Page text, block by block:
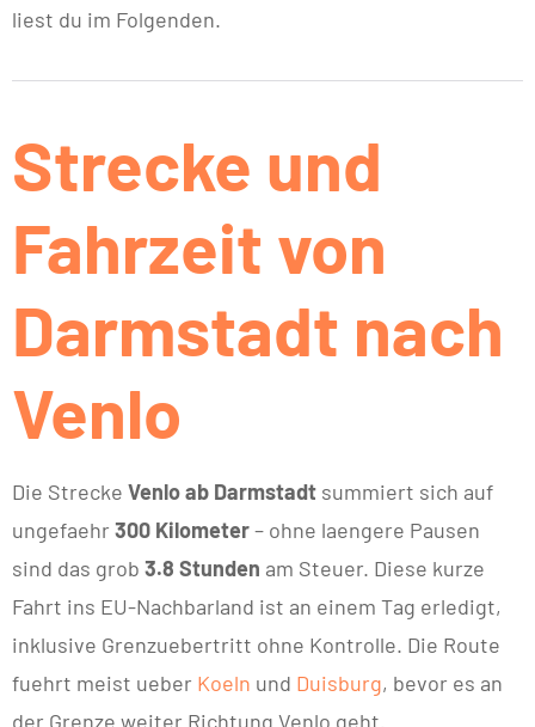
liest du im Folgenden.
Strecke und
Fahrzeit von
Darmstadt nach
Venlo
Die Strecke Venlo ab Darmstadt summiert sich auf
ungefaehr 300 Kilometer– ohne laengere Pausen
sind das grob 3.8 Stunden am Steuer. Diese kurze
Fahrt ins EU-Nachbarland ist an einem Tag erledigt,
inklusive Grenzuebertritt ohne Kontrolle. Die Route
fuehrt meist ueber Koeln und Duisburg, bevor es an
der Grenze weiter Richtung Venlo geht.